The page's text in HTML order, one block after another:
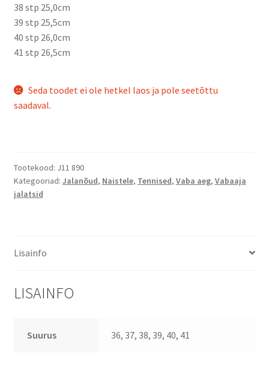
38 stp 25,0cm
39 stp 25,5cm
40 stp 26,0cm
41 stp 26,5cm
Seda toodet ei ole hetkel laos ja pole seetõttu
saadaval.
Tootekood: J11 890
Kategooriad: Jalanõud, Naistele, Tennised, Vaba aeg, Vabaaja
jalatsid
Lisainfo
LISAINFO
Suurus 36, 37, 38, 39, 40, 41